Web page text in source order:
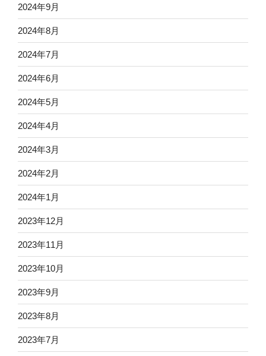
2024年9月
2024年8月
2024年7月
2024年6月
2024年5月
2024年4月
2024年3月
2024年2月
2024年1月
2023年12月
2023年11月
2023年10月
2023年9月
2023年8月
2023年7月